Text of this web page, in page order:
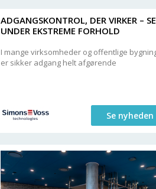
ADGANGSKONTROL, DER VIRKER –
UNDER EKSTREME FORHOLD
I mange virksomheder og offentlige
er sikker adgang helt afgørende
Se nyheden